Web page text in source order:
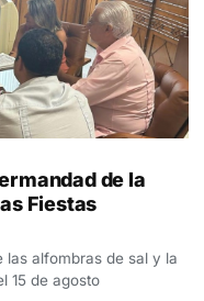
de la
Fiestas
las alfombras de sal y la
15 de agosto